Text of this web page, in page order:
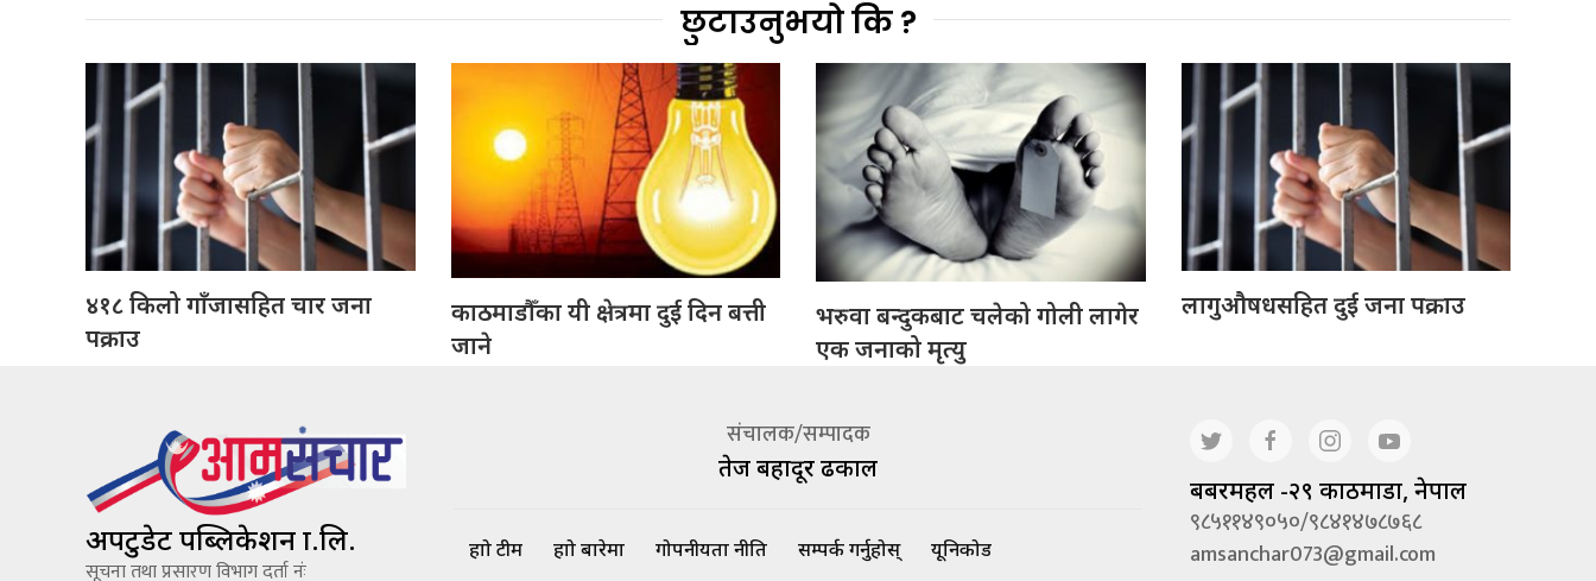
छुटाउनुभयो कि ?
४१८ किलो गाँजासहित चार जना
पक्राउ
काठमाडौँका यी क्षेत्रमा दुई दिन बत्ती
जाने
भरुवा बन्दुकबाट चलेको गोली लागेर
एक जनाको मृत्यु
लागुऔषधसहित दुई जना पक्राउ
अपटुडेट पब्लिकेशन प्रा.लि.
सूचना तथा प्रसारण विभाग दर्ता नंः
संचालक/सम्पादक
तेज बहादूर ढकाल
हाम्रो टीम हाम्रो बारेमा गोपनीयता नीति सम्पर्क गर्नुहोस् यूनिकोड
बबरमहल -२९ काठमाडौं, नेपाल
९८५११४९०५०/९८४१४७८७६८
amsanchar073@gmail.com